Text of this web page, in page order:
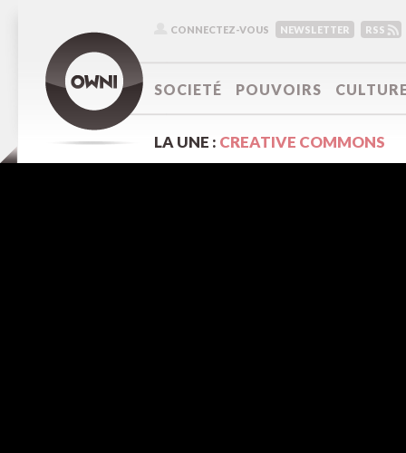
CONNECTEZ-VOUS NEWSLETTER RSS
SOCIETÉ POUVOIRS
LA UNE : CREATIVE COMMONS